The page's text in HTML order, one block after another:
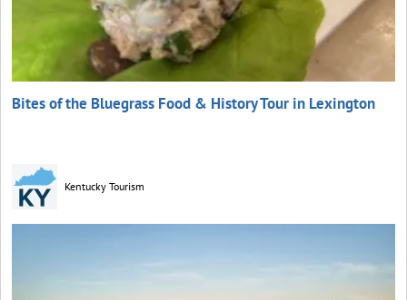
Bites of the Bluegrass Food & History Tour in Lexington
Kentucky Tourism